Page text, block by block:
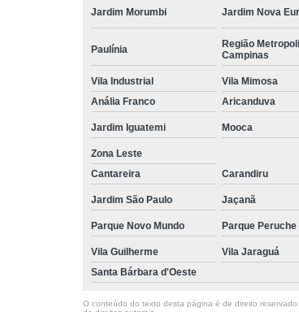
Jardim Morumbi Jardim Nova
Paulínia
Região
Campinas
Vila Industrial Vila Mimosa
Anália Franco
Aricanduva
Jardim Iguatemi Mooca
Zona Leste
Cantareira
Carandiru
Jardim São Paulo Jaçanã
Parque Novo Mundo Parque Peruche
Vila Guilherme Vila Jaraguá
Santa Bárbara d'Oeste
O conteúdo do texto desta página é de direito